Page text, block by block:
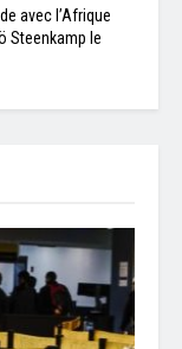
avec l’Afrique
Steenkamp le